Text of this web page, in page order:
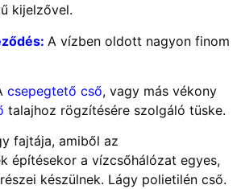
kijelzővel.
A vízben oldott nagyon finom
csepegtető cső, vagy más vékony
talajhoz rögzítésére szolgáló tüske.
fajtája, amiből az
építésekor a vízcsőhálózat egyes,
készülnek. Lágy polietilén cső.